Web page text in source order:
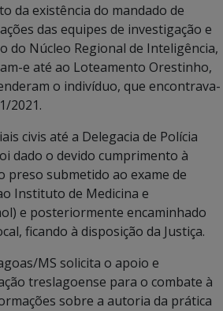
da existência do mandado de
das equipes de investigação e
do Núcleo Regional de Inteligência,
e até ao Loteamento Orestinho,
o indivíduo, que encontrava-
2021.
civis até a Delegacia de Polícia
dado o devido cumprimento à
preso submetido ao exame de
Instituto de Medicina e
e posteriormente encaminhado
ficando à disposição da Justiça.
MS solicita o apoio e
treslagoense para o combate à
sobre a autoria da prática